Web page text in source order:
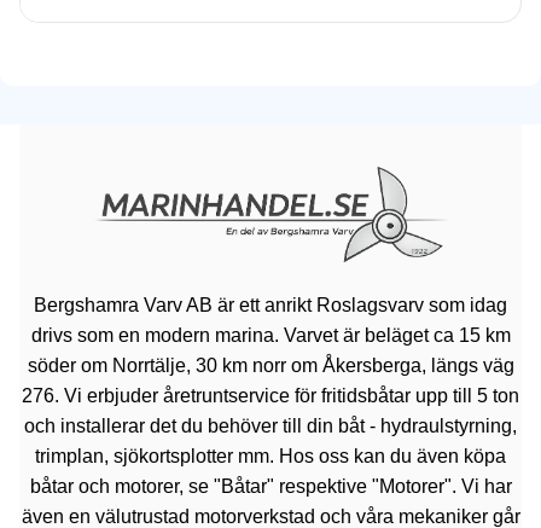
Bergshamra Varv AB är ett anrikt Roslagsvarv som idag
drivs som en modern marina. Varvet är beläget ca 15 km
söder om Norrtälje, 30 km norr om Åkersberga, längs väg
276. Vi erbjuder åretruntservice för fritidsbåtar upp till 5 ton
och installerar det du behöver till din båt - hydraulstyrning,
trimplan, sjökortsplotter mm. Hos oss kan du även köpa
båtar och motorer, se "Båtar" respektive "Motorer". Vi har
även en välutrustad motorverkstad och våra mekaniker går